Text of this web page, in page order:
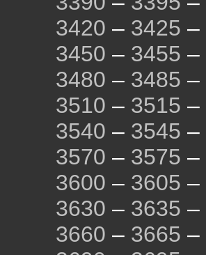
3420 – 3425 –
3450 – 3455 –
3480 – 3485 –
3510 – 3515 –
3540 – 3545 –
3570 – 3575 –
3600 – 3605 –
3630 – 3635 –
3660 – 3665 –